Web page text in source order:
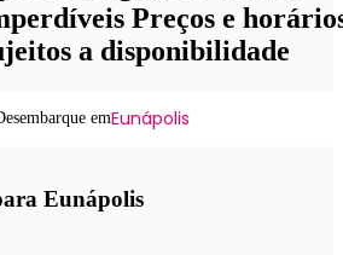
Preços e
a disponibilidade
emEunápolis
Eunápolis